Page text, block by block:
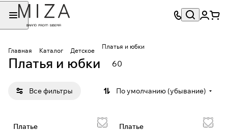
Главная Каталог Детское
Платья и юбки
Платья и юбки 60
Все фильтры По умолчанию (убывание)
Платье Платье